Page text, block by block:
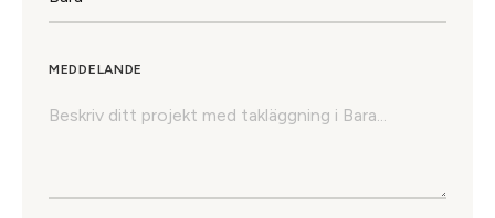
MEDDELANDE